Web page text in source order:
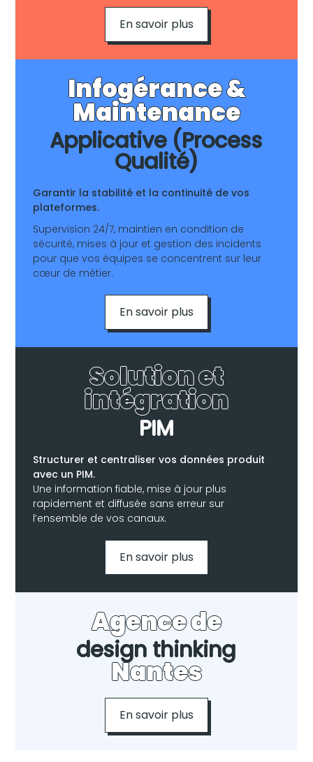
En savoir plus
Infogérance &
Maintenance
Applicative (Process
Qualité)
Garantir la stabilité et la continuité de vos
plateformes.
Supervision 24/7, maintien en condition de
sécurité, mises à jour et gestion des incidents
pour que vos équipes se concentrent sur leur
cœur de métier.
En savoir plus
Solution et
intégration
PIM
Structurer et centraliser vos données produit
avec un PIM.
Une information fiable, mise à jour plus
rapidement et diffusée sans erreur sur
l’ensemble de vos canaux.
En savoir plus
Agence de
design thinking
Nantes
En savoir plus